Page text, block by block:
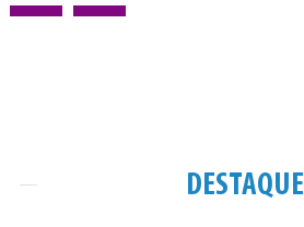
Navegação
POST
PRÓXIMO
DESTAQUE